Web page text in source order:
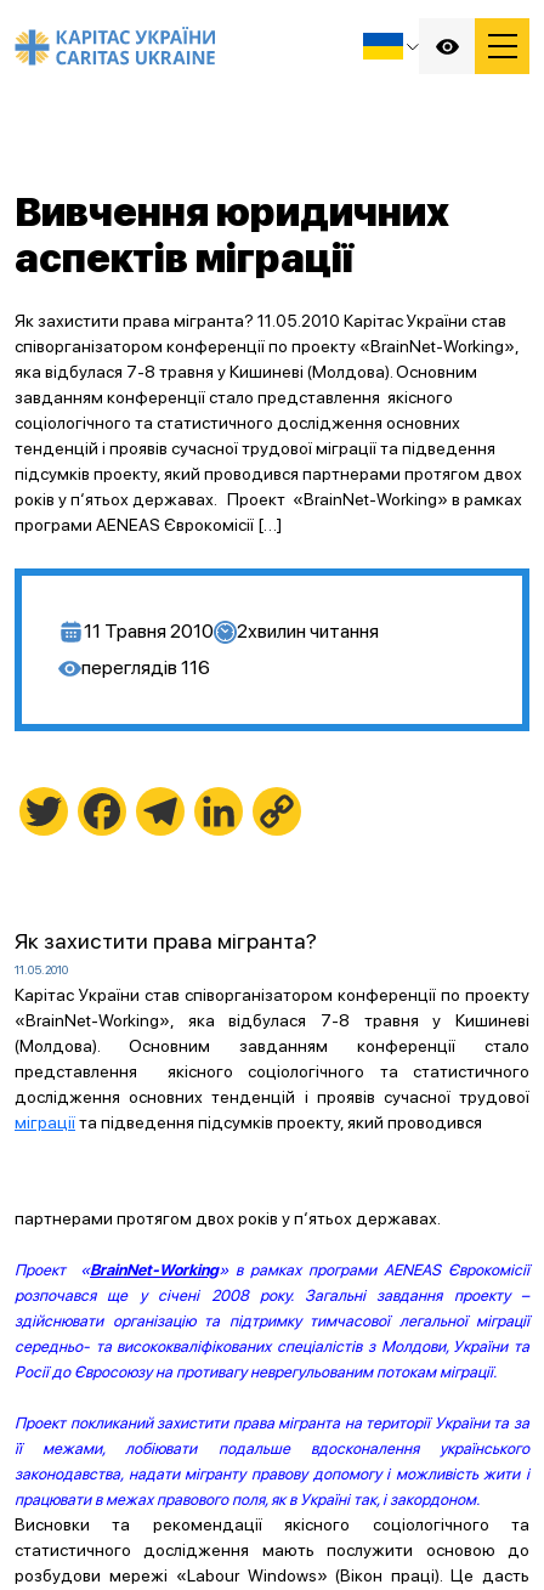
Вивчення юридичних
аспектів міграції
Як захистити права мігранта? 11.05.2010 Карітас України став
співорганізатором конференції по проекту «BrainNet-Working»,
яка відбулася 7-8 травня у Кишиневі (Молдова). Основним
завданням конференції стало представлення якісного
соціологічного та статистичного дослідження основних
тенденцій і проявів сучасної трудової міграції та підведення
підсумків проекту, який проводився партнерами протягом двох
років у п‘ятьох державах. Проект «BrainNet-Working» в рамках
програми AENEAS Єврокомісії […]
11 Травня 2010 2хвилин читання
переглядів 116
Twitter FacebookTelegramLinkedIn
Як захистити права мігранта?
11.05.2010
Карітас України став співорганізатором конференції по проекту
«BrainNet-Working», яка відбулася 7-8 травня у Кишиневі
(Молдова). Основним завданням конференції стало
представлення якісного соціологічного та статистичного
дослідження основних тенденцій і проявів сучасної трудової
міграціїта підведення підсумків проекту, який проводився
партнерами протягом двох років у п‘ятьох державах.
Проект «BrainNet-Working» в рамках програми AENEAS Єврокомісії
розпочався ще у січені 2008 року. Загальні завдання проекту –
здійснювати організацію та підтримку тимчасової легальної міграції
середньо- та висококваліфікованих спеціалістів з Молдови, України та
Росії до Євросоюзу на противагу неврегульованим потокам міграції.
Проект покликаний захистити права мігранта на території України та за
її межами, лобіювати подальше вдосконалення українського
законодавства, надати мігранту правову допомогу і можливість жити і
працювати в межах правового поля, як в Україні так, і закордоном.
Висновки та рекомендації якісного соціологічного та
статистичного дослідження мають послужити основою до
розбудови мережі «Labour Windows» (Вікон праці). Це дасть